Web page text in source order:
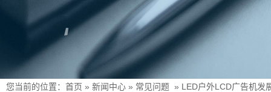
您当前的位置： 首页 » 新闻中心 » 常见问题 » LED户外LCD广告机发